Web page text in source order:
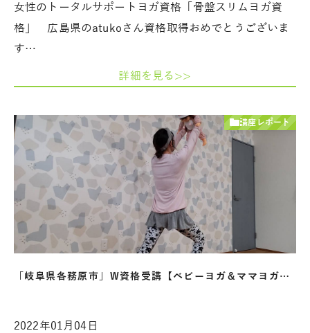
女性のトータルサポートヨガ資格「骨盤スリムヨガ資
格」 広島県のatukoさん資格取得おめでとうございま
す…
詳細を見る>>
講座レポート
「岐阜県各務原市」W資格受講【ベビーヨガ＆ママヨガ…
2022年01月04日